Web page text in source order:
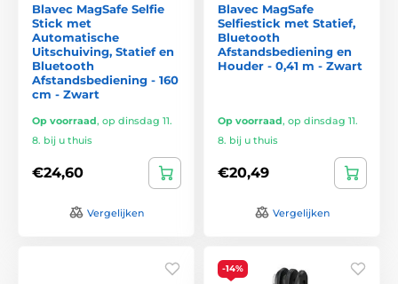
Blavec MagSafe Selfie
Stick met
Automatische
Uitschuiving, Statief en
Bluetooth
Afstandsbediening - 160
cm - Zwart
Op voorraad, op dinsdag 11.
8. bij u thuis
€24,60
Vergelijken
Blavec MagSafe
Selfiestick met Statief,
Bluetooth
Afstandsbediening en
Houder - 0,41 m - Zwart
Op voorraad, op dinsdag 11.
8. bij u thuis
€20,49
Vergelijken
-14%